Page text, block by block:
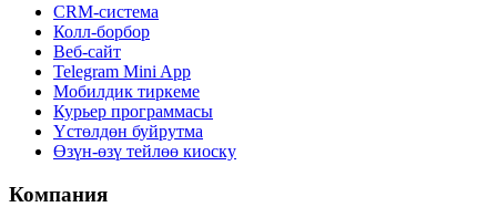
CRM-система
Колл-борбор
Веб-сайт
Telegram Mini App
Мобилдик тиркеме
Курьер программасы
Үстөлдөн буйрутма
Өзүн-өзү тейлөө киоску
Компания